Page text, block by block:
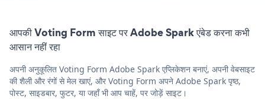
आपकी Voting Form साइट पर Adobe Spark एंबेड करना कभी
आसान नहीं रहा
अपनी अनुकूलित Voting Form Adobe Spark एप्लिकेशन बनाएं, अपनी वेबसाइट
की शैली और रंगों से मेल खाएं, और Voting Form अपने Adobe Spark पृष्ठ,
पोस्ट, साइडबार, फुटर, या जहाँ भी आप चाहें, पर जोड़ें साइट।